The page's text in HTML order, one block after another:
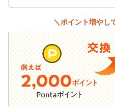
＼ポイント増やし